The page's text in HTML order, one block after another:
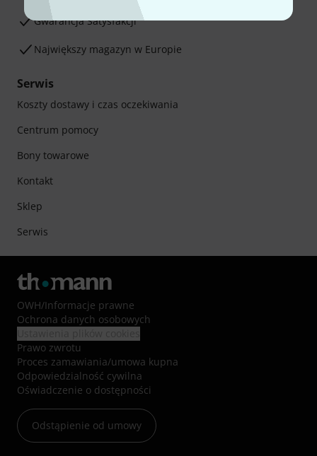
Gwarancja Satysfakcji
Największy magazyn w Europie
Serwis
Koszty dostawy i czas oczekiwania
Centrum pomocy
Bony towarowe
Kontakt
Sklep
Serwis
OWH/Informacje prawne
Ochrona danych osobowych
Prawo zwrotu
Proces zamawiania/umowa kupna
Odpowiedzialność cywilna
Oświadczenie o dostępności
Odstąpienie od umowy